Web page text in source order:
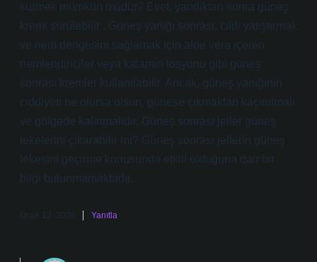
sürmek mümkün müdür? Evet, yandıktan sonra güneş
kremi sürülebilir . Güneş yanığı sonrası, cildi yatıştırmak
ve nem dengesini sağlamak için aloe vera içeren
nemlendiriciler veya kalamin losyonu gibi güneş
sonrası kremler kullanılabilir. Ancak, güneş yanığının
ciddiyeti ne olursa olsun, güneşe çıkmaktan kaçınılmalı
ve gölgede kalınmalıdır. Güneş sonrası jeller güneş
lekelerini çıkarabilir mi? Güneş sonrası jellerin güneş
lekesini geçirme konusunda etkili olduğuna dair bir
bilgi bulunmamaktadır.
Ocak 12, 2026 Yanıtla